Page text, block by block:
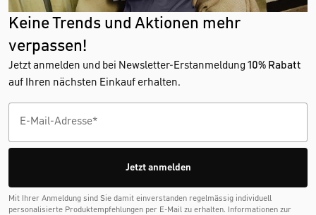
Keine Trends und Aktionen mehr
verpassen!
Jetzt anmelden und bei Newsletter-Erstanmeldung 10% Rabatt
auf Ihren nächsten Einkauf erhalten.
Jetzt anmelden
Mit Ihrer Anmeldung sind Sie damit einverstanden regelmässig individuell
personalisierte Produktempfehlungen per E-Mail zu erhalten. Informationen zur